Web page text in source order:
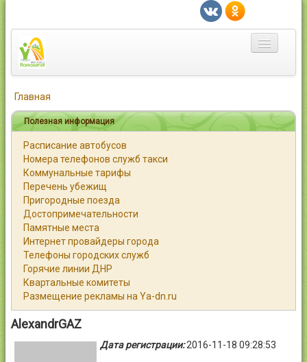
Город
Статьи
Каталог
Справочник
Работа
Объявления
Помощь
Контакты
Главная
Полезная информация
Расписание автобусов
Номера телефонов служб такси
Коммунальные тарифы
Перечень убежищ
Пригородные поезда
Достопримечательности
Памятные места
Интернет провайдеры города
Телефоны городских служб
Горячие линии ДНР
Квартальные комитеты
Размещение рекламы на Ya-dn.ru
AlexandrGAZ
Дата регистрации:2016-11-18 09:28:53